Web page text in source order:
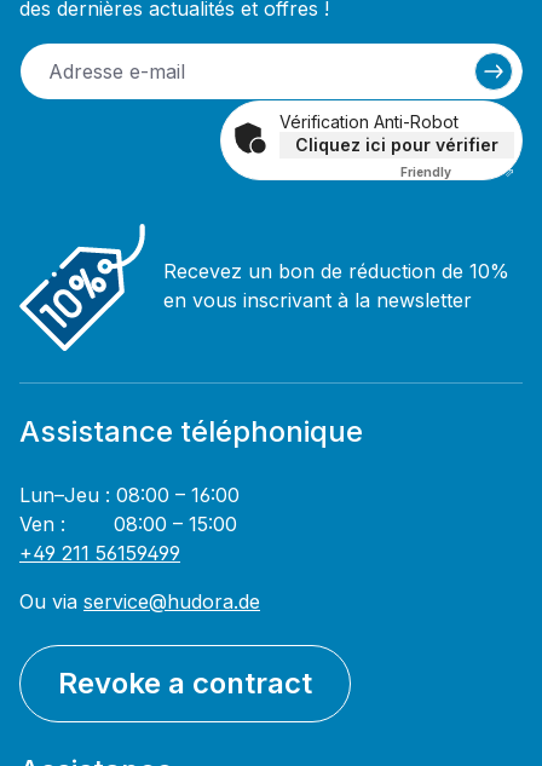
des dernières actualités et offres !
Vérification Anti-Robot
Cliquez ici pour vérifier
Friendly Captcha ⇗
Recevez un bon de réduction de 10%
en vous inscrivant à la newsletter
Assistance téléphonique
Lun–Jeu : 08:00 – 16:00
Ven : 08:00 – 15:00
+49 211 56159499
Ou via service@hudora.de
Revoke a contract